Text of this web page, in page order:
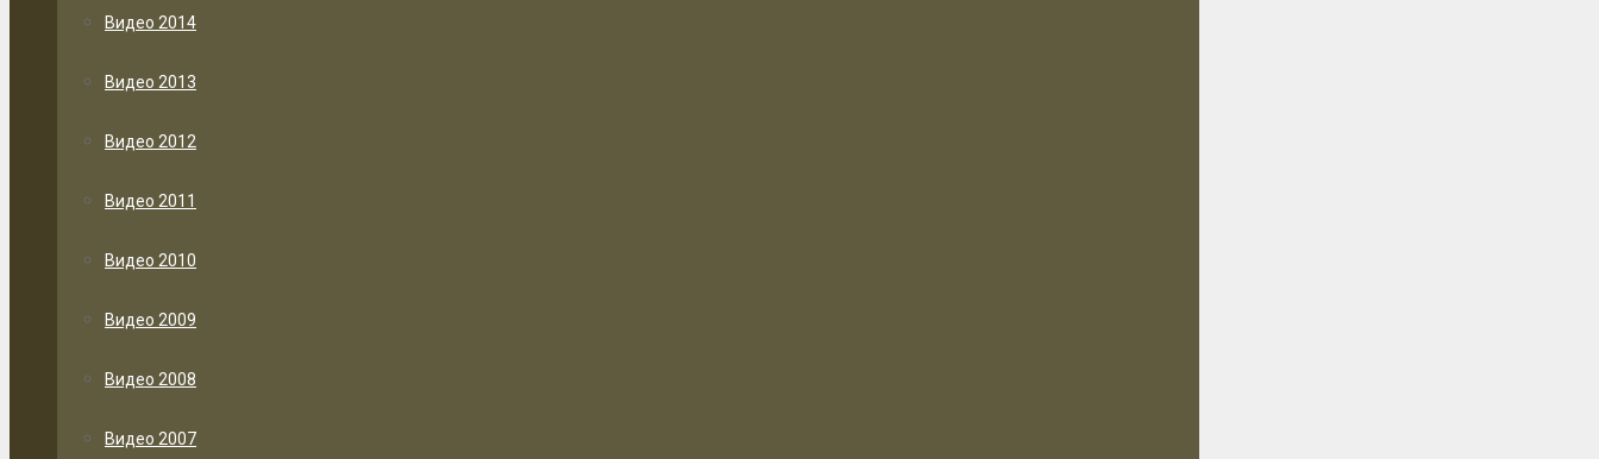
Видео 2014
Видео 2013
Видео 2012
Видео 2011
Видео 2010
Видео 2009
Видео 2008
Видео 2007